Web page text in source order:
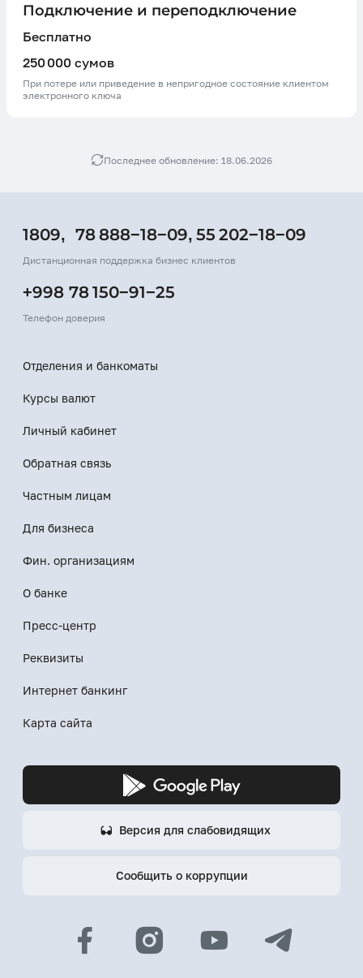
Подключение и переподключение
Бесплатно
250 000 сумов
При потере или приведение в непригодное состояние клиентом
электронного ключа
Последнее обновление: 18.06.2026
1809, 78 888−18−09, 55 202−18−09
Дистанционная поддержка бизнес клиентов
+998 78 150−91−25
Телефон доверия
Отделения и банкоматы
Курсы валют
Личный кабинет
Обратная связь
Частным лицам
Для бизнеса
Фин. организациям
О банке
Пресс-центр
Реквизиты
Интернет банкинг
Карта сайта
Версия для слабовидящих
Сообщить о коррупции